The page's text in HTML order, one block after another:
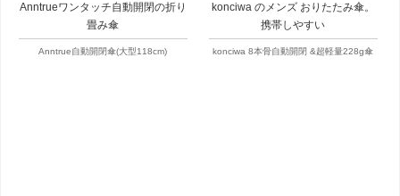
Anntrueワンタッチ自動開閉の折り
畳み傘
Anntrue自動開閉傘(大型118cm)
konciwa のメンズ おりたたみ傘。
携帯しやすい
konciwa 8本骨自動開閉 &超軽量228g傘